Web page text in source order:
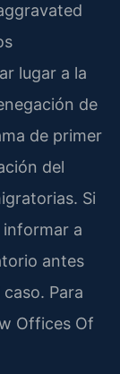
lugar a la
de
de primer
del
Si
informar a
antes
Para
Offices Of